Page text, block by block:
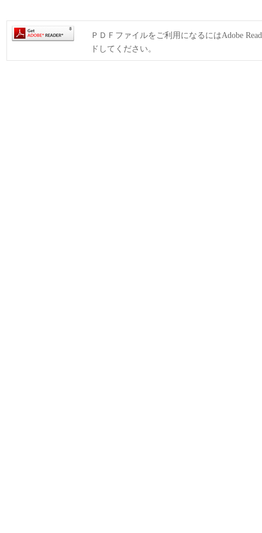
ＰＤＦファイルをご利用になるにはAdobe
ドしてください。